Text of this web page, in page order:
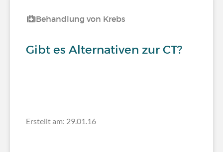
Behandlung von Krebs
Gibt es Alternativen zur CT?
Erstellt am: 29.01.16